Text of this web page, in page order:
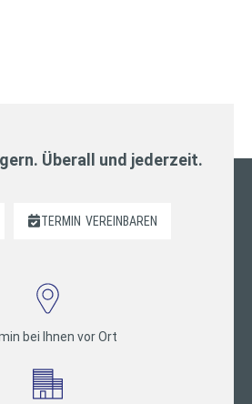
Überall und jederzeit.
TERMIN VEREINBAREN
bei Ihnen vor Ort